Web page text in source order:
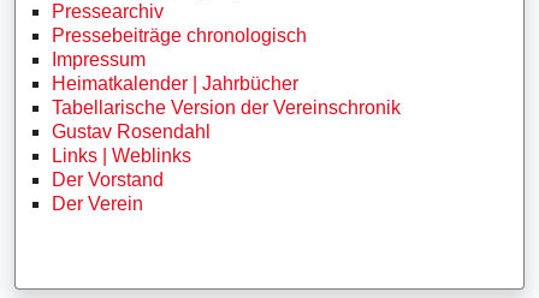
Pressearchiv
Pressebeiträge chronologisch
Impressum
Heimatkalender | Jahrbücher
Tabellarische Version der Vereinschronik
Gustav Rosendahl
Links | Weblinks
Der Vorstand
Der Verein